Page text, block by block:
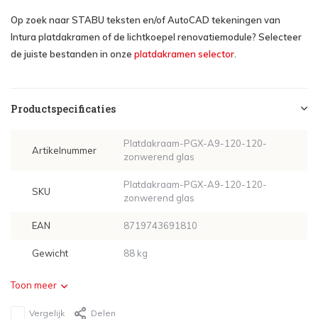
Op zoek naar STABU teksten en/of AutoCAD tekeningen van
Intura platdakramen of de lichtkoepel renovatiemodule? Selecteer
de juiste bestanden in onze platdakramen selector
Productspecificaties
Artikelnummer
Platdakraam-PGX-A9-120-120-
zonwerend glas
SKU
Platdakraam-PGX-A9-120-120-
zonwerend glas
EAN 8719743691810
Gewicht 88 kg
Toon meer
Vergelijk Delen